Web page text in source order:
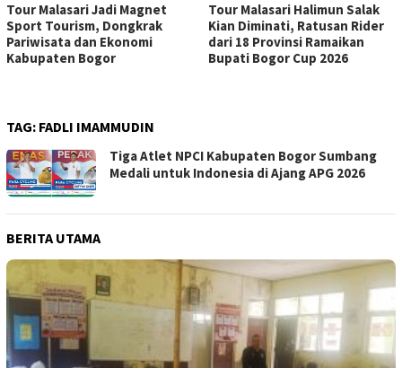
Tour Malasari Jadi Magnet
Sport Tourism, Dongkrak
Pariwisata dan Ekonomi
Kabupaten Bogor
Tour Malasari Halimun Salak
Kian Diminati, Ratusan Rider
dari 18 Provinsi Ramaikan
Bupati Bogor Cup 2026
TAG: FADLI IMAMMUDIN
Tiga Atlet NPCI Kabupaten Bogor Sumbang
Medali untuk Indonesia di Ajang APG 2026
BERITA UTAMA